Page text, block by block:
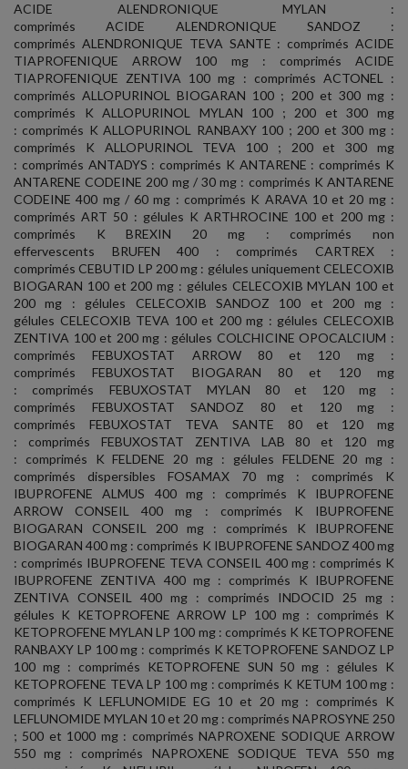
ACIDE ALENDRONIQUE MYLAN :
comprimés ACIDE ALENDRONIQUE SANDOZ :
comprimés ALENDRONIQUE TEVA SANTE : comprimés ACIDE
TIAPROFENIQUE ARROW 100 mg : comprimés ACIDE
TIAPROFENIQUE ZENTIVA 100 mg : comprimés ACTONEL :
comprimés ALLOPURINOL BIOGARAN 100 ; 200 et 300 mg :
comprimés K ALLOPURINOL MYLAN 100 ; 200 et 300 mg
: comprimés K ALLOPURINOL RANBAXY 100 ; 200 et 300 mg :
comprimés K ALLOPURINOL TEVA 100 ; 200 et 300 mg
: comprimés ANTADYS : comprimés K ANTARENE : comprimés K
ANTARENE CODEINE 200 mg / 30 mg : comprimés K ANTARENE
CODEINE 400 mg / 60 mg : comprimés K ARAVA 10 et 20 mg :
comprimés ART 50 : gélules K ARTHROCINE 100 et 200 mg :
comprimés K BREXIN 20 mg : comprimés non
effervescents BRUFEN 400 : comprimés CARTREX :
comprimés CEBUTID LP 200 mg : gélules uniquement CELECOXIB
BIOGARAN 100 et 200 mg : gélules CELECOXIB MYLAN 100 et
200 mg : gélules CELECOXIB SANDOZ 100 et 200 mg :
gélules CELECOXIB TEVA 100 et 200 mg : gélules CELECOXIB
ZENTIVA 100 et 200 mg : gélules COLCHICINE OPOCALCIUM :
comprimés FEBUXOSTAT ARROW 80 et 120 mg :
comprimés FEBUXOSTAT BIOGARAN 80 et 120 mg
: comprimés FEBUXOSTAT MYLAN 80 et 120 mg :
comprimés FEBUXOSTAT SANDOZ 80 et 120 mg :
comprimés FEBUXOSTAT TEVA SANTE 80 et 120 mg
: comprimés FEBUXOSTAT ZENTIVA LAB 80 et 120 mg
: comprimés K FELDENE 20 mg : gélules FELDENE 20 mg :
comprimés dispersibles FOSAMAX 70 mg : comprimés K
IBUPROFENE ALMUS 400 mg : comprimés K IBUPROFENE
ARROW CONSEIL 400 mg : comprimés K IBUPROFENE
BIOGARAN CONSEIL 200 mg : comprimés K IBUPROFENE
BIOGARAN 400 mg : comprimés K IBUPROFENE SANDOZ 400 mg
: comprimés IBUPROFENE TEVA CONSEIL 400 mg : comprimés K
IBUPROFENE ZENTIVA 400 mg : comprimés K IBUPROFENE
ZENTIVA CONSEIL 400 mg : comprimés INDOCID 25 mg :
gélules K KETOPROFENE ARROW LP 100 mg : comprimés K
KETOPROFENE MYLAN LP 100 mg : comprimés K KETOPROFENE
RANBAXY LP 100 mg : comprimés K KETOPROFENE SANDOZ LP
100 mg : comprimés KETOPROFENE SUN 50 mg : gélules K
KETOPROFENE TEVA LP 100 mg : comprimés K KETUM 100 mg :
comprimés K LEFLUNOMIDE EG 10 et 20 mg : comprimés K
LEFLUNOMIDE MYLAN 10 et 20 mg : comprimés NAPROSYNE 250
; 500 et 1000 mg : comprimés NAPROXENE SODIQUE ARROW
550 mg : comprimés NAPROXENE SODIQUE TEVA 550 mg